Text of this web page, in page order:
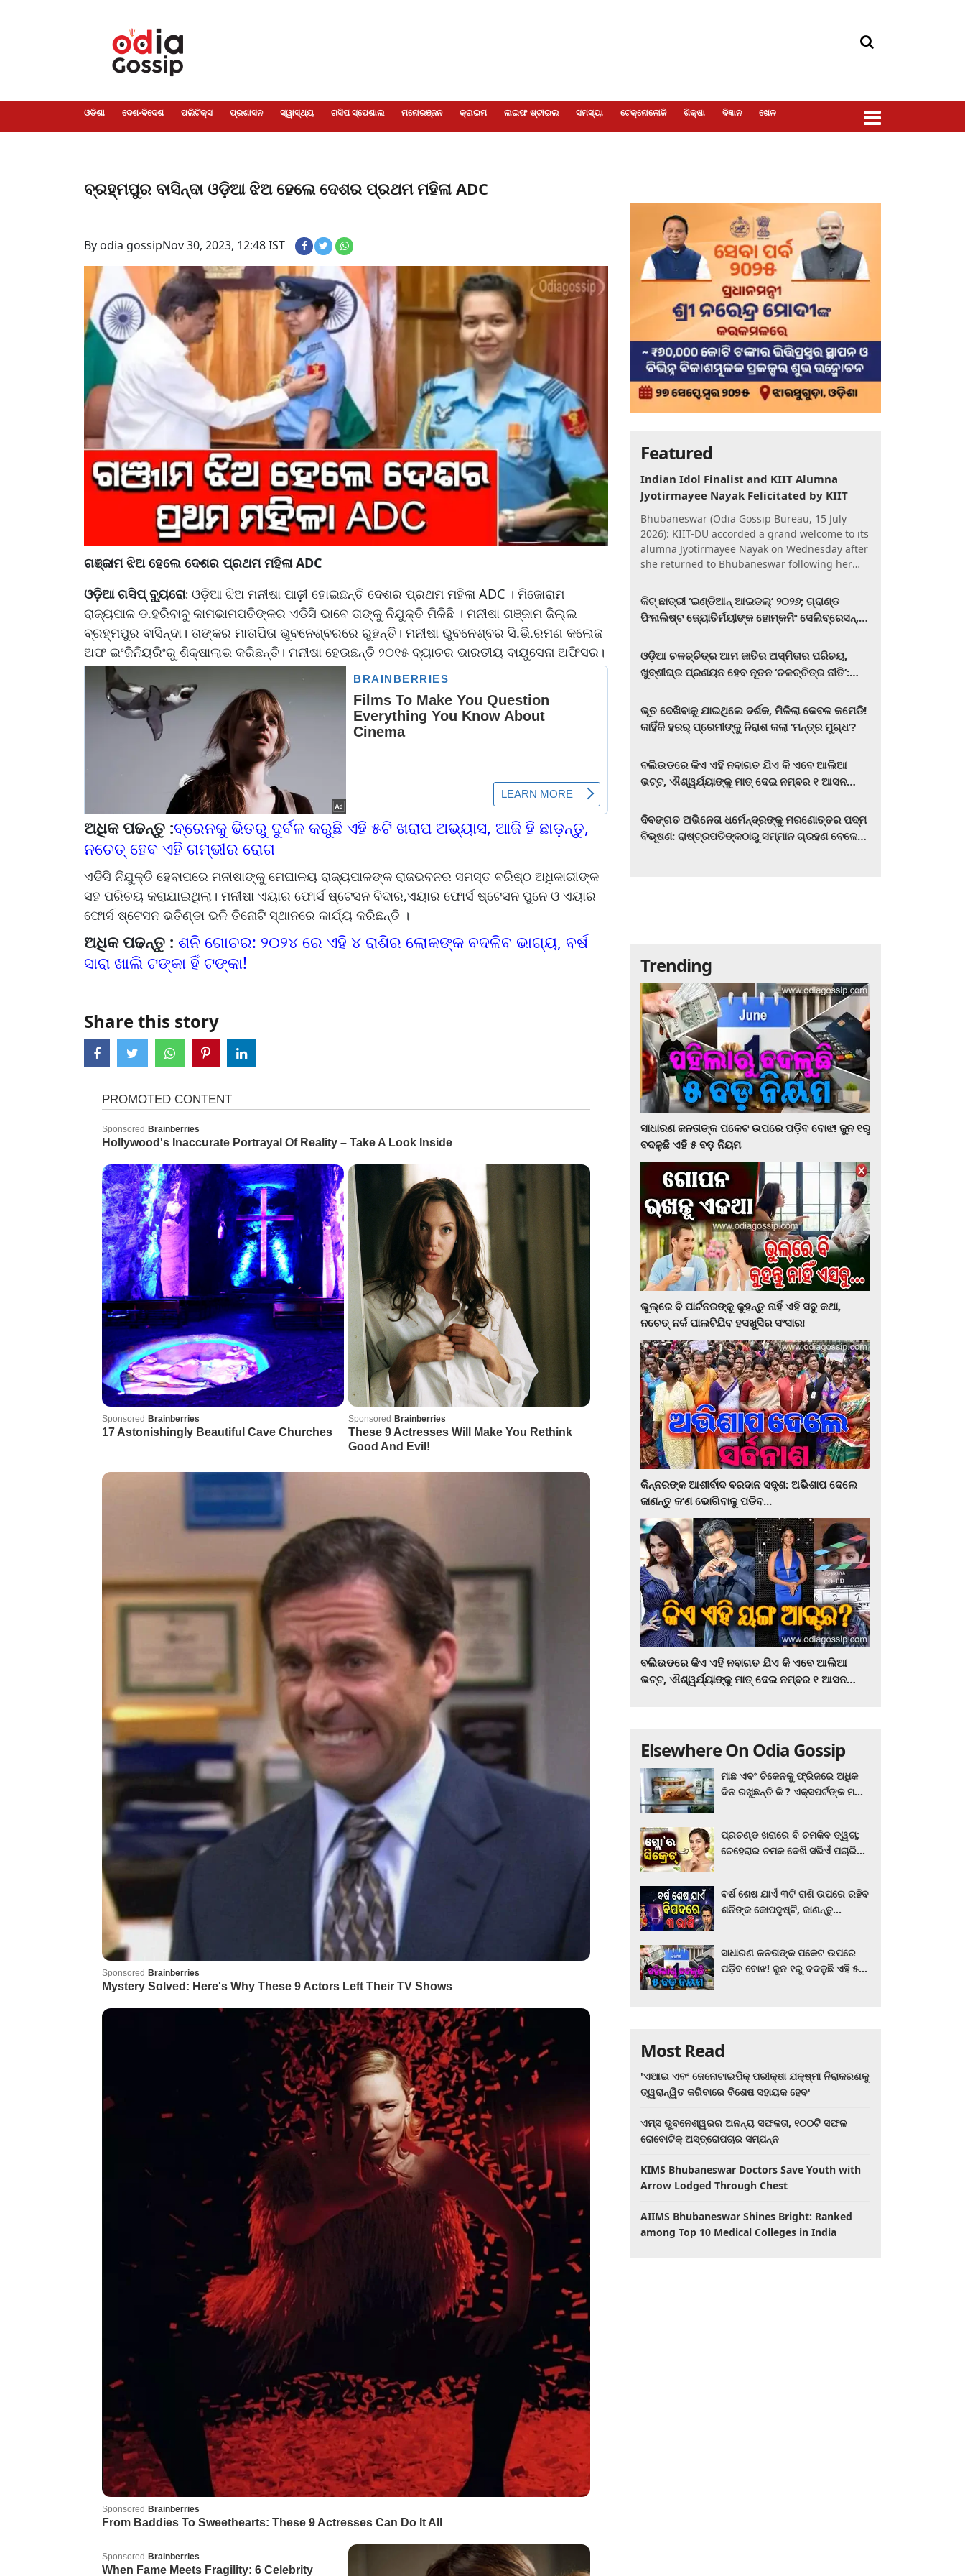
ଓଡିଶା ଦେଶ-ବିଦେଶ ପଲିଟିକ୍ସ ପ୍ରଶାସନ ସ୍ୱାସ୍ଥ୍ୟ ଗସିପ ସ୍ପେଶାଲ ମନୋରଞ୍ଜନ କ୍ରାଇମ ଲାଇଫ ଷ୍ଟାଇଲ ସମସ୍ୟା ଟେକ୍ନୋଲୋଜି ଶିକ୍ଷା ବିଜ୍ଞାନ ଖେଳ
ବ୍ରହ୍ମପୁର ବାସିନ୍ଦା ଓଡ଼ିଆ ଝିଅ ହେଲେ ଦେଶର ପ୍ରଥମ ମହିଳା ADC
By odia gossipNov 30, 2023, 12:48 IST
ଗଞ୍ଜାମ ଝିଅ ହେଲେ ଦେଶର ପ୍ରଥମ ମହିଳା ADC
ଓଡ଼ିଆ ଗସିପ୍ ବ୍ୟୁରୋ: ଓଡ଼ିଆ ଝିଅ ମନୀଷା ପାଢ଼ୀ ହୋଇଛନ୍ତି ଦେଶର ପ୍ରଥମ ମହିଳା ADC । ମିଜୋରାମ
ରାଜ୍ୟପାଳ ଡ.ହରିବାବୁ କାମଭାମପତିଙ୍କର ଏଡିସି ଭାବେ ତାଙ୍କୁ ନିଯୁକ୍ତି ମିଳିଛି । ମନୀଷା ଗଞ୍ଜାମ ଜିଲ୍ଲ
ବ୍ରହ୍ମପୁର ବାସିନ୍ଦା। ତାଙ୍କର ମାତାପିତା ଭୁବନେଶ୍ବରରେ ରୁହନ୍ତି। ମନୀଷା ଭୁବନେଶ୍ବର ସି.ଭି.ରମଣ କଲେଜ
ଅଫ ଇଂଜିନିୟରିଂରୁ ଶିକ୍ଷାଲାଭ କରିଛନ୍ତି। ମନୀଷା ହେଉଛନ୍ତି ୨୦୧୫ ବ୍ୟାଚର ଭାରତୀୟ ବାୟୁସେନା ଅଫିସର।
ଅଧିକ ପଢନ୍ତୁ :ବ୍ରେନକୁ ଭିତରୁ ଦୁର୍ବଳ କରୁଛି ଏହି ୫ଟି ଖରାପ ଅଭ୍ୟାସ, ଆଜି ହି ଛାଡ଼ନ୍ତୁ,
ନଚେତ୍ ହେବ ଏହି ଗମ୍ଭୀର ରୋଗ
ଏଡିସି ନିଯୁକ୍ତି ହେବାପରେ ମନୀଷାଙ୍କୁ ମେଘାଳୟ ରାଜ୍ୟପାଳଙ୍କ ରାଜଭବନର ସମସ୍ତ ବରିଷ୍ଠ ଅଧିକାରୀଙ୍କ
ସହ ପରିଚୟ କରାଯାଇଥିଲା। ମନୀଷା ଏୟାର ଫୋର୍ସ ଷ୍ଟେସନ ବିଦାର,ଏୟାର ଫୋର୍ସ ଷ୍ଟେସନ ପୁନେ ଓ ଏୟାର
ଫୋର୍ସ ଷ୍ଟେସନ ଭତିଣ୍ଡା ଭଳି ତିନୋଟି ସ୍ଥାନରେ କାର୍ଯ୍ୟ କରିଛନ୍ତି ।
ଅଧିକ ପଢନ୍ତୁ : ଶନି ଗୋଚର: ୨୦୨୪ ରେ ଏହି ୪ ରାଶିର ଲୋକଙ୍କ ବଦଳିବ ଭାଗ୍ୟ, ବର୍ଷ
ସାରା ଖାଲି ଟଙ୍କା ହିଁ ଟଙ୍କା!
Share this story
Featured
Indian Idol Finalist and KIIT Alumna
Jyotirmayee Nayak Felicitated by KIIT
Bhubaneswar (Odia Gossip Bureau, 15 July
2026): KIIT-DU accorded a grand welcome to its
alumna Jyotirmayee Nayak on Wednesday after
she returned to Bhubaneswar following her
କିଟ୍‍ ଛାତ୍ରୀ ‘ଇଣ୍ଡିଆନ୍ ଆଇଡଲ୍‌’ ୨୦୨୬; ଗ୍ରାଣ୍ଡ
ଫିନାଲିଷ୍ଟ ଜ୍ୟୋତିର୍ମୟୀଙ୍କ ହୋମ୍‍କମିଂ ସେଲିବ୍ରେସନ୍‍,
ଓଡ଼ିଆ ଚଳଚ୍ଚିତ୍ର ଆମ ଜାତିର ଅସ୍ମିତାର ପରିଚୟ,
ଖୁବ୍‌ଶୀଘ୍ର ପ୍ରଣୟନ ହେବ ନୂତନ ‘ଚଳଚ୍ଚିତ୍ର ନୀତି’:
ଭୂତ ଦେଖିବାକୁ ଯାଇଥିଲେ ଦର୍ଶକ, ମିଳିଲା କେବଳ କମେଡି!
କାହିଁକି ହରର୍‌ ପ୍ରେମୀଙ୍କୁ ନିରାଶ କଲା ‘ମନ୍ତ୍ର ମୁଗ୍ଧ’?
ବଲିଉଡରେ କିଏ ଏହି ନବାଗତ ଯିଏ କି ଏବେ ଆଲିଆ
ଭଟ୍ଟ, ଐଶ୍ୱର୍ଯ୍ୟାଙ୍କୁ ମାତ୍‌ ଦେଇ ନମ୍ବର ୧ ଆସନ
ଦିବଙ୍ଗତ ଅଭିନେତା ଧର୍ମେନ୍ଦ୍ରଙ୍କୁ ମରଣୋତ୍ତର ପଦ୍ମ
ବିଭୂଷଣ: ରାଷ୍ଟ୍ରପତିଙ୍କଠାରୁ ସମ୍ମାନ ଗ୍ରହଣ ବେଳେ
Trending
ସାଧାରଣ ଜନତାଙ୍କ ପକେଟ ଉପରେ ପଡ଼ିବ ବୋଝ! ଜୁନ ୧ରୁ
ବଦଳୁଛି ଏହି ୫ ବଡ଼ ନିୟମ
ଭୁଲ୍‌ରେ ବି ପାର୍ଟନରଙ୍କୁ କୁହନ୍ତୁ ନାହିଁ ଏହି ସବୁ କଥା,
ନଚେତ୍‌ ନର୍କ ପାଲଟିଯିବ ହସଖୁସିର ସଂସାର!
କିନ୍ନରଙ୍କ ଆଶୀର୍ବାଦ ବରଦାନ ସଦୃଶ: ଅଭିଶାପ ଦେଲେ
ଜାଣନ୍ତୁ କ’ଣ ଭୋଗିବାକୁ ପଡିବ...
ବଲିଉଡରେ କିଏ ଏହି ନବାଗତ ଯିଏ କି ଏବେ ଆଲିଆ
ଭଟ୍ଟ, ଐଶ୍ୱର୍ଯ୍ୟାଙ୍କୁ ମାତ୍‌ ଦେଇ ନମ୍ବର ୧ ଆସନ
Elsewhere On Odia Gossip
ମାଛ ଏବଂ ଚିକେନକୁ ଫ୍ରିଜରେ ଅଧିକ
ଦିନ ରଖୁଛନ୍ତି କି ? ଏକ୍ସପର୍ଟଙ୍କ ମତ
ପ୍ରଚଣ୍ଡ ଖରାରେ ବି ଚମକିବ ତ୍ୱଚା;
ଚେହେରାର ଚମକ ଦେଖି ସଭିଏଁ ପଚାରିବେ
ବର୍ଷ ଶେଷ ଯାଏଁ ୩ଟି ରାଶି ଉପରେ ରହିବ
ଶନିଙ୍କ କୋପଦୃଷ୍ଟି, ଜାଣନ୍ତୁ
ସାଧାରଣ ଜନତାଙ୍କ ପକେଟ ଉପରେ
ପଡ଼ିବ ବୋଝ! ଜୁନ ୧ରୁ ବଦଳୁଛି ଏହି ୫
Most Read
'ଏଆଇ ଏବଂ ଜେନୋଟାଇପିକ୍ ପରୀକ୍ଷା ଯକ୍ଷ୍ମା ନିରାକରଣକୁ
ତ୍ୱରାନ୍ୱିତ କରିବାରେ ବିଶେଷ ସହାୟକ ହେବ'
ଏମ୍ସ ଭୁବନେଶ୍ୱରର ଅନନ୍ୟ ସଫଳତା, ୧୦୦ଟି ସଫଳ
ରୋବୋଟିକ୍ ଅସ୍ତ୍ରୋପଚାର ସମ୍ପନ୍ନ
KIMS Bhubaneswar Doctors Save Youth with
Arrow Lodged Through Chest
AIIMS Bhubaneswar Shines Bright: Ranked
among Top 10 Medical Colleges in India